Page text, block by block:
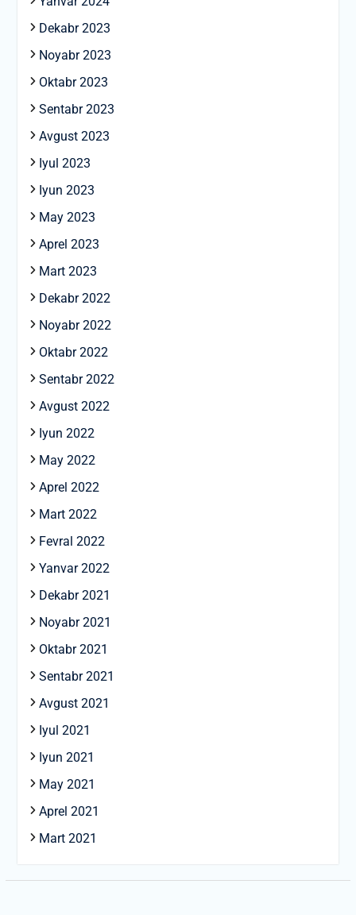
Dekabr 2023
Noyabr 2023
Oktabr 2023
Sentabr 2023
Avgust 2023
Iyul 2023
Iyun 2023
May 2023
Aprel 2023
Mart 2023
Dekabr 2022
Noyabr 2022
Oktabr 2022
Sentabr 2022
Avgust 2022
Iyun 2022
May 2022
Aprel 2022
Mart 2022
Fevral 2022
Yanvar 2022
Dekabr 2021
Noyabr 2021
Oktabr 2021
Sentabr 2021
Avgust 2021
Iyul 2021
Iyun 2021
May 2021
Aprel 2021
Mart 2021